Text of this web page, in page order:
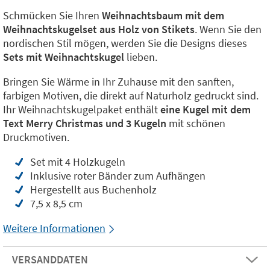
Schmücken Sie Ihren Weihnachtsbaum mit dem
Weihnachtskugelset aus Holz von Stikets. Wenn Sie den
nordischen Stil mögen, werden Sie die Designs dieses
Sets mit Weihnachtskugel lieben.
Bringen Sie Wärme in Ihr Zuhause mit den sanften,
farbigen Motiven, die direkt auf Naturholz gedruckt sind.
Ihr Weihnachtskugelpaket enthälteine Kugel mit dem
Text Merry Christmas und 3 Kugeln mit schönen
Druckmotiven.
Set mit 4 Holzkugeln
Inklusive roter Bänder zum Aufhängen
Hergestellt aus Buchenholz
7,5 x 8,5 cm
Weitere Informationen
VERSANDDATEN